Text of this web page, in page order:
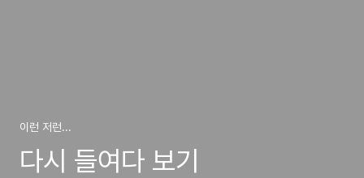
이런 저런...
다시 들여다 보기